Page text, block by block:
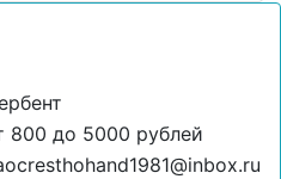
800 до 5000 рублей